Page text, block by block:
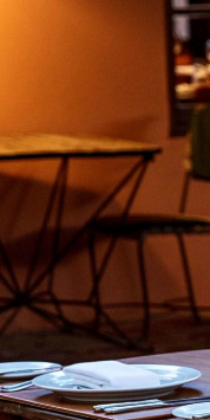
GASTRONOMIA
HOTÉIS
EXPERIÊNCIAS
EVENTOS
VILLAS
SHOP | SELEZIONE
DESCUBRA
WHAT'S COOKING
CORRIERE